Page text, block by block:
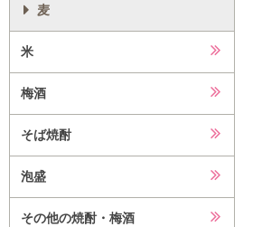
麦
米
梅酒
そば焼酎
泡盛
その他の焼酎・梅酒